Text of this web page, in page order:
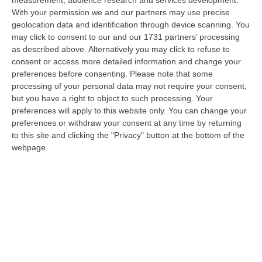
With your permission we and our partners may use precise
geolocation data and identification through device scanning. You
may click to consent to our and our 1731 partners’ processing
as described above. Alternatively you may click to refuse to
consent or access more detailed information and change your
preferences before consenting.
Please note that some
processing of your personal data may not require your consent,
but you have a right to object to such processing. Your
preferences will apply to this website only. You can change your
preferences or withdraw your consent at any time by returning
to this site and clicking the "Privacy" button at the bottom of the
webpage.
Ciclovia Dei Parchi Della Calabria: Al Via La Messa In Sicurezza
Del Tratto Fabrizia – Serra San Bruno
“SERRA SAN BRUNO Partono i lavori di riqualificazione e miglioramento
della sicurezza lungo la Ciclovia dei Parchi della Calabria, concentra…
05 Agosto, 21:56
Tari, Senese: «Rendere Efficiente Il Sistema Per Ridurre I Costi
Per I Cittadini E Aumentare I Salari»
“CATANZARO A Lamezia Terme la Tari aumenta del 6,2% per le famiglie e
del 17% per le imprese; a Crotone del 6,9%; a Catanzaro dell’1,63%. A…
05 Agosto, 21:23